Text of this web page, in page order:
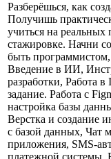
Разберёшься, как
Получишь
учиться на реальных
стажировке. Начни
быть
Введение в ИИ,
разработки, Работа
задание. Работа с
настройка базы
Верстка и создание
с базой данных, Чат
приложения, SMS-
платежной системы,